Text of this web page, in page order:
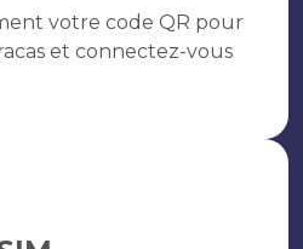
votre code QR pour
et connectez-vous